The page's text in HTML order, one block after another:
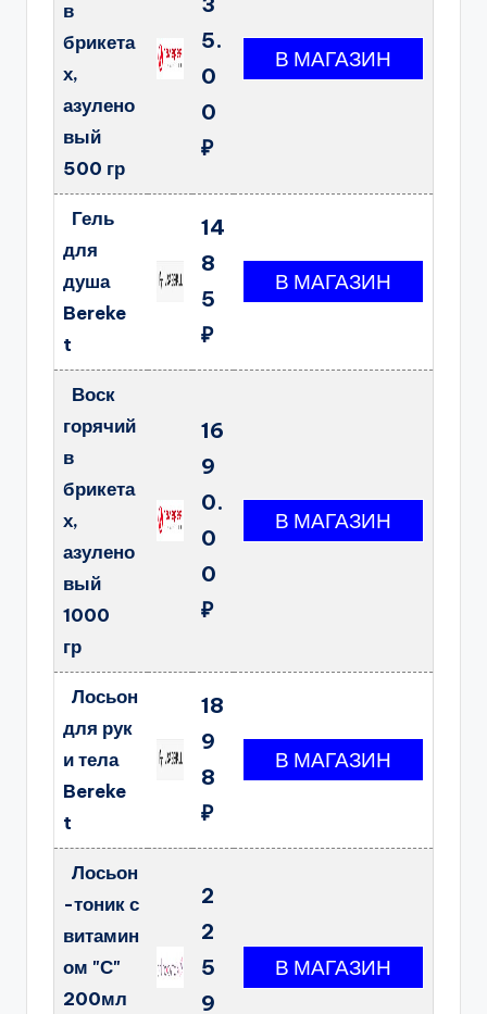
в
брикета
х,
азулено
вый
500 гр
5.
0
0
₽
Гель
для
душа
Bereke
t
14
8
5
₽
Воск
горячий
в
брикета
х,
азулено
вый
1000
гр
16
9
0.
0
0
₽
Лосьон
для рук
и тела
Bereke
t
18
9
8
₽
Лосьон
-тоник с
витамин
ом "С"
200мл
2
2
5
9